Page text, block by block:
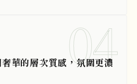
04
華的層次質感，氛圍更濃